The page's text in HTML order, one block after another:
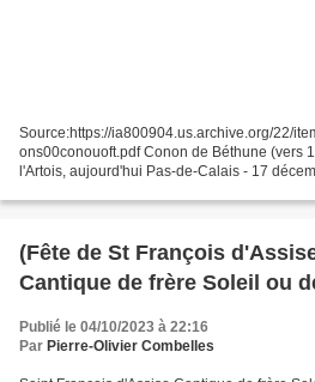
Source:https://ia800904.us.archive.org/22/
ons00conouoft.pdf Conon de Béthune (vers
l'Artois, aujourd'hui Pas-de-Calais - 17
(Fête de St François
Cantique de frère Soleil ou
Publié le 04/10/2023 à 22:16
Par Pierre-Olivier Combelles